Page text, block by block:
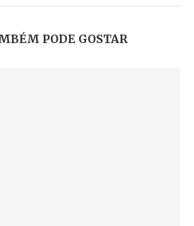
PODE GOSTAR